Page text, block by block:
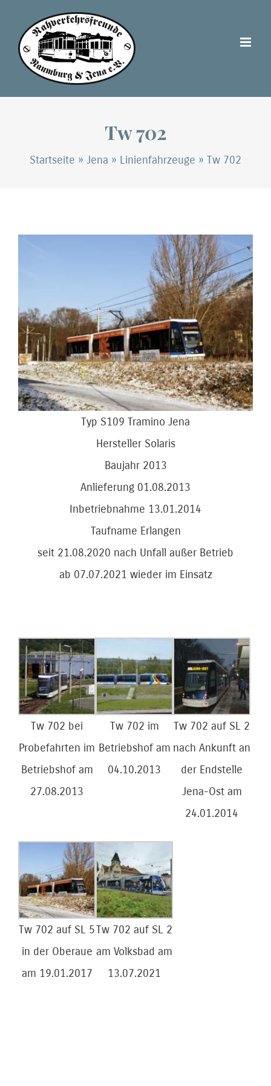
Inhalt
springen
Tw 702
Startseite » Jena » Linienfahrzeuge » Tw 702
Typ S109 Tramino Jena
Hersteller Solaris
Baujahr 2013
Anlieferung 01.08.2013
Inbetriebnahme 13.01.2014
Taufname Erlangen
seit 21.08.2020 nach Unfall außer Betrieb
ab 07.07.2021 wieder im Einsatz
Tw 702 bei
Probefahrten im
Betriebshof am
27.08.2013
Tw 702 im
Betriebshof am
04.10.2013
Tw 702 auf SL 2
nach Ankunft an
der Endstelle
Jena-Ost am
24.01.2014
Tw 702 auf SL 5
in der Oberaue
am 19.01.2017
Tw 702 auf SL 2
am Volksbad am
13.07.2021